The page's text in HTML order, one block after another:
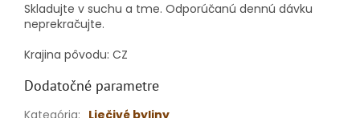
Skladujte v suchu a tme. Odporúčanú dennú dávku
neprekračujte.
Krajina pôvodu: CZ
Dodatočné parametre